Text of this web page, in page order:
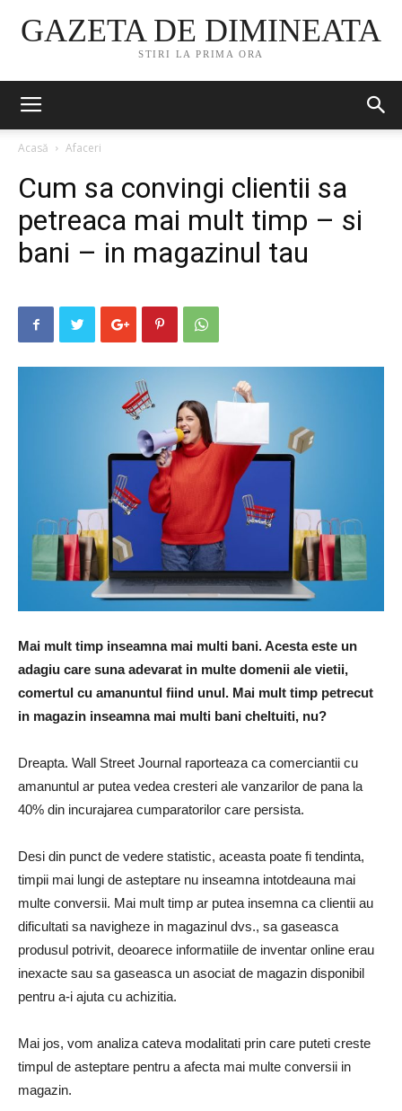
GAZETA DE DIMINEATA
STIRI LA PRIMA ORA
Acasă Afaceri
Cum sa convingi clientii sa
petreaca mai mult timp – si
bani – in magazinul tau
Mai mult timp inseamna mai multi bani. Acesta este un
adagiu care suna adevarat in multe domenii ale vietii,
comertul cu amanuntul fiind unul. Mai mult timp petrecut
in magazin inseamna mai multi bani cheltuiti, nu?
Dreapta. Wall Street Journal raporteaza ca comerciantii cu
amanuntul ar putea vedea cresteri ale vanzarilor de pana la
40% din incurajarea cumparatorilor care persista.
Desi din punct de vedere statistic, aceasta poate fi tendinta,
timpii mai lungi de asteptare nu inseamna intotdeauna mai
multe conversii. Mai mult timp ar putea insemna ca clientii au
dificultati sa navigheze in magazinul dvs., sa gaseasca
produsul potrivit, deoarece informatiile de inventar online erau
inexacte sau sa gaseasca un asociat de magazin disponibil
pentru a-i ajuta cu achizitia.
Mai jos, vom analiza cateva modalitati prin care puteti creste
timpul de asteptare pentru a afecta mai multe conversii in
magazin.